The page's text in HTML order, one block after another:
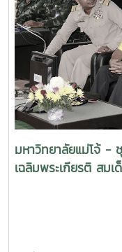
มหาวิทยาลัยแม่โจ้ -
เฉลิมพระเกียรติ สม